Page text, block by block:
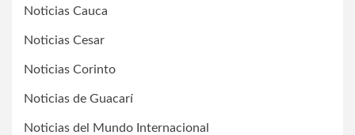
Noticias Cauca
Noticias Cesar
Noticias Corinto
Noticias de Guacarí
Noticias del Mundo Internacional